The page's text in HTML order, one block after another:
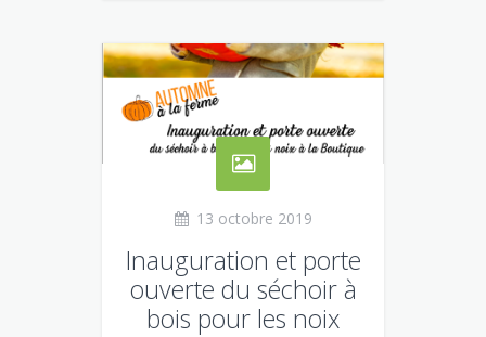
13 octobre 2019
Inauguration et porte
ouverte du séchoir à
bois pour les noix